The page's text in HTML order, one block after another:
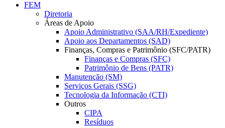
FEM
Diretoria
Áreas de Apoio
Apoio Administrativo (SAA/RH/Expediente)
Apoio aos Departamentos (SAD)
Finanças, Compras e Patrimônio (SFC/PATR)
Finanças e Compras (SFC)
Patrimônio de Bens (PATR)
Manutenção (SM)
Serviços Gerais (SSG)
Tecnologia da Informação (CTI)
Outros
CIPA
Resíduos